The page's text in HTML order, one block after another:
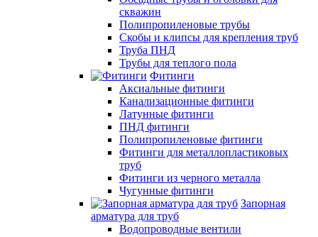
скважин
Полипропиленовые трубы
Скобы и клипсы для крепления труб
Труба ПНД
Трубы для теплого пола
Фитинги
Аксиальные фитинги
Канализационные фитинги
Латунные фитинги
ПНД фитинги
Полипропиленовые фитинги
Фитинги для металлопластиковых
труб
Фитинги из черного металла
Чугунные фитинги
Запорная
арматура для труб
Водопроводные вентили